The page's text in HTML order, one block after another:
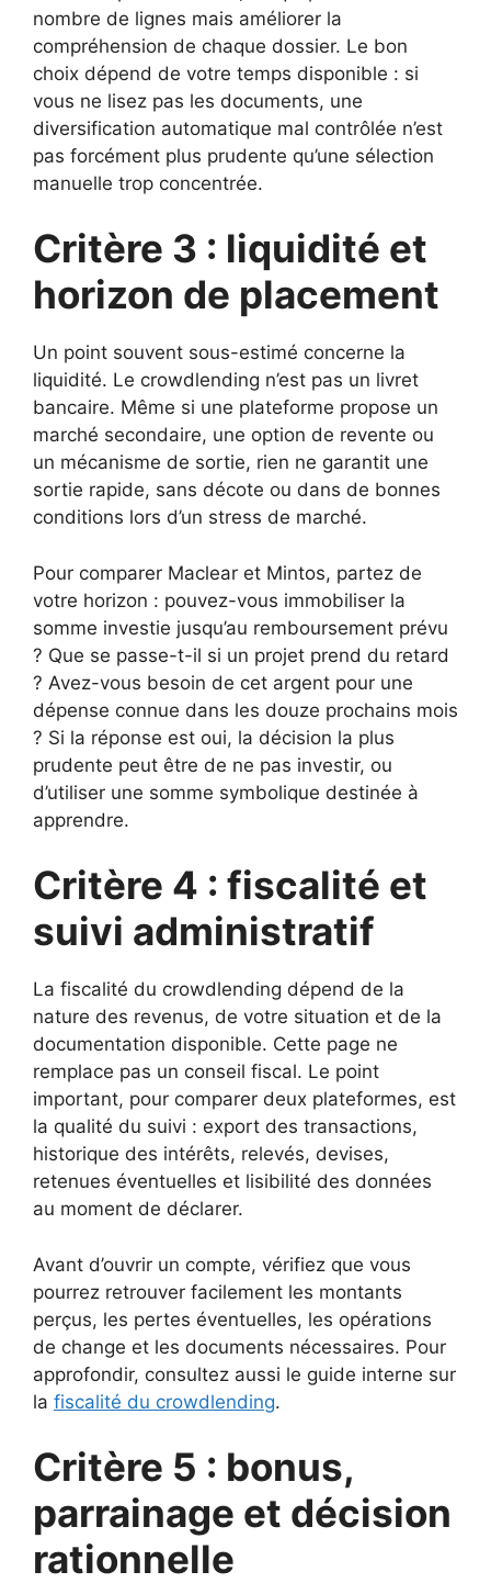
nombre de lignes mais améliorer la
compréhension de chaque dossier. Le bon
choix dépend de votre temps disponible : si
vous ne lisez pas les documents, une
diversification automatique mal contrôlée n’est
pas forcément plus prudente qu’une sélection
manuelle trop concentrée.
Critère 3 : liquidité et
horizon de placement
Un point souvent sous-estimé concerne la
liquidité. Le crowdlending n’est pas un livret
bancaire. Même si une plateforme propose un
marché secondaire, une option de revente ou
un mécanisme de sortie, rien ne garantit une
sortie rapide, sans décote ou dans de bonnes
conditions lors d’un stress de marché.
Pour comparer Maclear et Mintos, partez de
votre horizon : pouvez-vous immobiliser la
somme investie jusqu’au remboursement prévu
? Que se passe-t-il si un projet prend du retard
? Avez-vous besoin de cet argent pour une
dépense connue dans les douze prochains mois
? Si la réponse est oui, la décision la plus
prudente peut être de ne pas investir, ou
d’utiliser une somme symbolique destinée à
apprendre.
Critère 4 : fiscalité et
suivi administratif
La fiscalité du crowdlending dépend de la
nature des revenus, de votre situation et de la
documentation disponible. Cette page ne
remplace pas un conseil fiscal. Le point
important, pour comparer deux plateformes, est
la qualité du suivi : export des transactions,
historique des intérêts, relevés, devises,
retenues éventuelles et lisibilité des données
au moment de déclarer.
Avant d’ouvrir un compte, vérifiez que vous
pourrez retrouver facilement les montants
perçus, les pertes éventuelles, les opérations
de change et les documents nécessaires. Pour
approfondir, consultez aussi le guide interne sur
la fiscalité du crowdlending.
Critère 5 : bonus,
parrainage et décision
rationnelle